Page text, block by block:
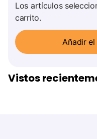
Los artículos
carrito.
Añadir
Vistos